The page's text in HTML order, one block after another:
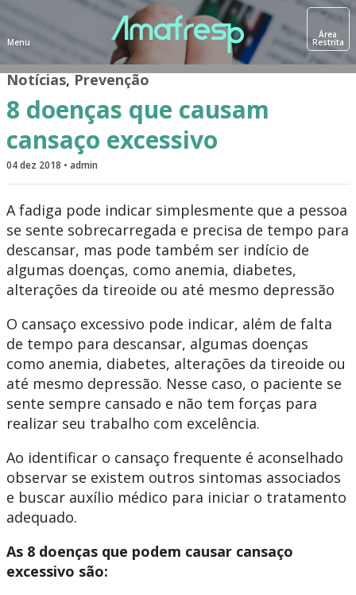
Menu
Área
Restrita
Notícias,Prevenção
8 doenças que causam
cansaço excessivo
04 dez 2018 • admin
A fadiga pode indicar simplesmente que a pessoa
se sente sobrecarregada e precisa de tempo para
descansar, mas pode também ser indício de
algumas doenças, como anemia, diabetes,
alterações da tireoide ou até mesmo depressão
O cansaço excessivo pode indicar, além de falta
de tempo para descansar, algumas doenças
como anemia, diabetes, alterações da tireoide ou
até mesmo depressão. Nesse caso, o paciente se
sente sempre cansado e não tem forças para
realizar seu trabalho com excelência.
Ao identificar o cansaço frequente é aconselhado
observar se existem outros sintomas associados
e buscar auxílio médico para iniciar o tratamento
adequado.
As 8 doenças que podem causar cansaço
excessivo são: